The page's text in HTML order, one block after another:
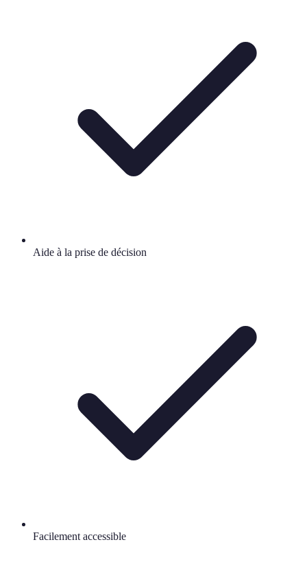
Aide à la prise de décision
Facilement accessible